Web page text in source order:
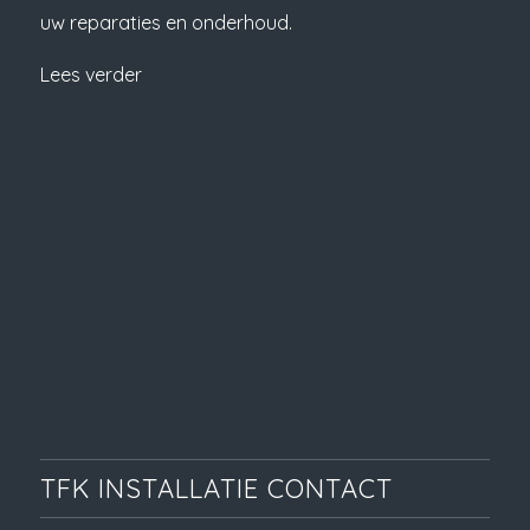
uw reparaties en onderhoud.
Lees verder
TFK INSTALLATIE CONTACT